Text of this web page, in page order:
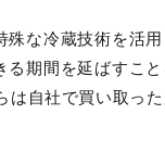
殊な冷蔵技術を活
る期間を延ばすこ
は自社で買い取っ